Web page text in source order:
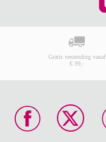
Gratis verzending vanaf
€ 99,-